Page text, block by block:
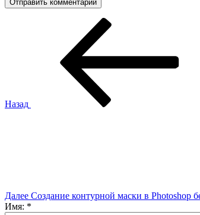
Назад
Далее Создание контурной маски в Photoshop
Имя: *